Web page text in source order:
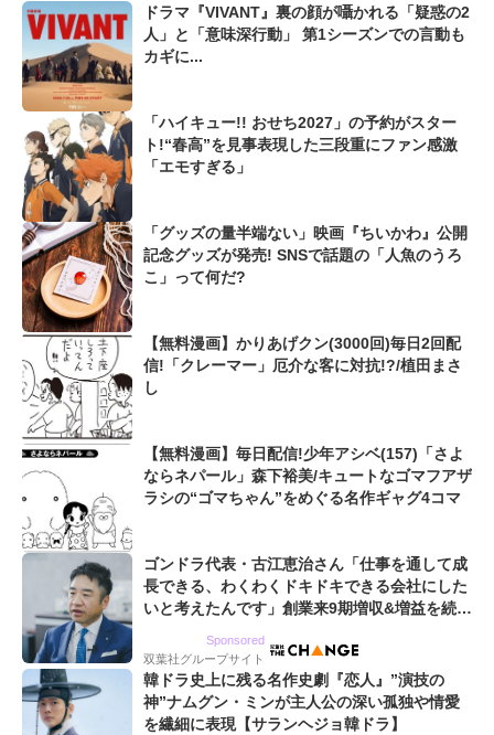
ドラマ『VIVANT』裏の顔が囁かれる「疑惑の2
人」と「意味深行動」 第1シーズンでの言動も
カギに...
「ハイキュー!! おせち2027」の予約がスター
ト!“春高”を見事表現した三段重にファン感激
「エモすぎる」
「グッズの量半端ない」映画『ちいかわ』公開
記念グッズが発売! SNSで話題の「人魚のうろ
こ」って何だ?
【無料漫画】かりあげクン(3000回)毎日2回配
信!「クレーマー」厄介な客に対抗!?/植田まさ
し
【無料漫画】毎日配信!少年アシベ(157)「さよ
ならネパール」森下裕美/キュートなゴマフアザ
ラシの“ゴマちゃん”をめぐる名作ギャグ4コマ
ゴンドラ代表・古江恵治さん「仕事を通して成
長できる、わくわくドキドキできる会社にした
いと考えたんです」創業来9期増収&増益を続け
Sponsored
双葉社グループサイト
韓ドラ史上に残る名作史劇『恋人』”演技の
神”ナムグン・ミンが主人公の深い孤独や情愛
を繊細に表現【サランヘジョ韓ドラ】